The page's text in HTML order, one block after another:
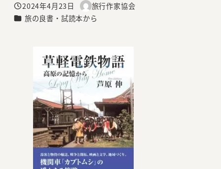
投稿日
2024年4月23日
著
者
旅行作家協会
カテゴリー
旅の良書・試読本から